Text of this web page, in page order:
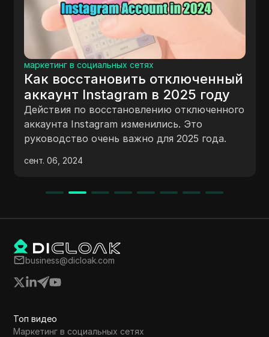
маркетинг в социальных сетях
Как восстановить отключенный
аккаунт Instagram в 2025 году
Действия по восстановлению отключенного
аккаунта Instagram изменились. Это
руководство очень важно для 2025 года.
сент. 06, 2024
business@dicloak.com
Топ видео
Маркетинг в социальных сетях